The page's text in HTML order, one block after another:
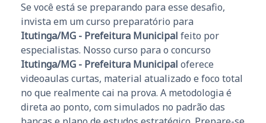
Se você está se preparando para esse desafio,
invista em um curso preparatório para
Itutinga/MG - Prefeitura Municipal feito por
especialistas. Nosso curso para o concurso
Itutinga/MG - Prefeitura Municipal oferece
videoaulas curtas, material atualizado e foco total
no que realmente cai na prova. A metodologia é
direta ao ponto, com simulados no padrão das